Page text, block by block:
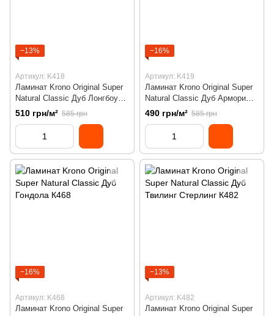
−13%
Артикул: K418
Ламинат Krono Original Super
Natural Classic Дуб Лонгбоу
К418
510 грн/м² 585 грн
−16%
Артикул: K419
Ламинат Krono Original Super
Natural Classic Дуб Армори
К419
490 грн/м² 585 грн
−16%
Артикул: K468
Ламинат Krono Original Super
−13%
Артикул: K482
Ламинат Krono Original Super